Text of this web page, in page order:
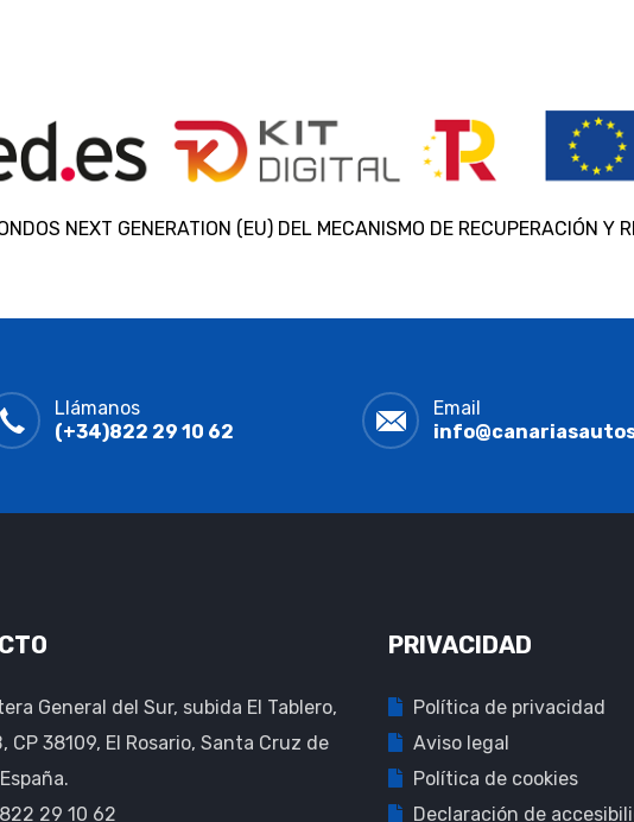
NEXT GENERATION (EU) DEL MECANISMO DE RECUPERACIÓN Y
Llámanos
(+34)822 29 10 62
Email
General del Sur, subida El Tablero,
CP 38109, El Rosario, Santa Cruz de
29 10 62
PRIVACIDAD
Política de privacidad
Aviso legal
Política de cookies
Declaración de